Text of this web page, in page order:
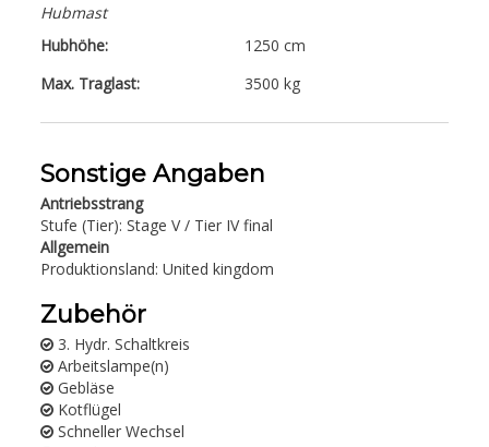
Hubmast
Hubhöhe:
1250 cm
Max. Traglast:
3500 kg
Sonstige Angaben
Antriebsstrang
Stufe (Tier): Stage V / Tier IV final
Allgemein
Produktionsland: United kingdom
Zubehör
3. Hydr. Schaltkreis
Arbeitslampe(n)
Gebläse
Kotflügel
Schneller Wechsel